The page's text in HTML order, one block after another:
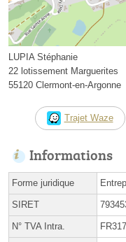
LUPIA Stéphanie
22 lotissement Marguerites
55120 Clermont-en-Argonne
Trajet Waze
Informations
Forme juridique
SIRET
N° TVA Intra.